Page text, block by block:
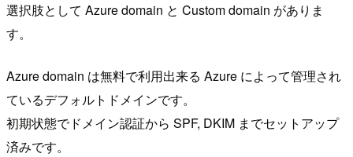
選択肢として Azure domain と Custom domain がありま
す。
Azure domain は無料で利用出来る Azure によって管理され
ているデフォルトドメインです。
初期状態でドメイン認証から SPF, DKIM までセットアップ
済みです。